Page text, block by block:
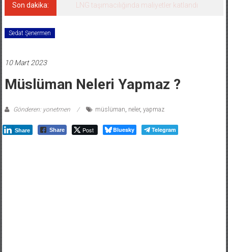
Son dakika: LNG taşımacılığında maliyetler katlandı
Sedat Şenermen
10 Mart 2023
Müslüman Neleri Yapmaz ?
Gönderen: yonetmen müslüman, neler, yapmaz
Share Share Post Bluesky Telegram